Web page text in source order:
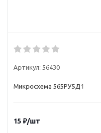
Артикул: 56430
Микросхема 565РУ5Д1
15 ₽/шт